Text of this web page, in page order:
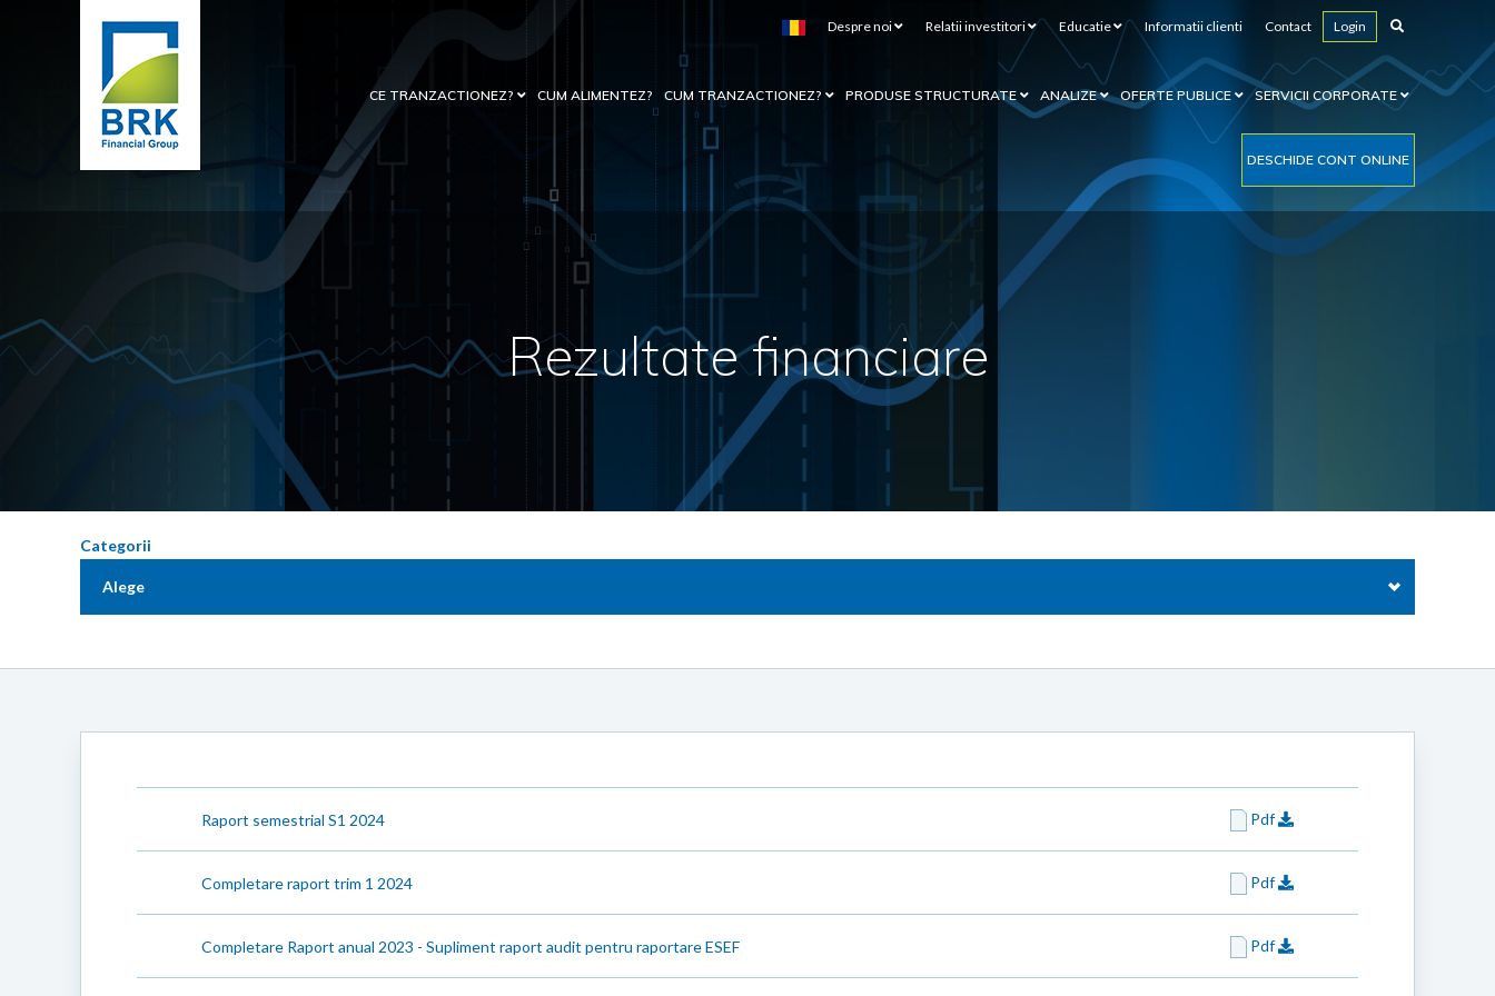
Despre noi Relatii investitori Educatie Informatii clienti Contact Login
CE TRANZACTIONEZ? CUM ALIMENTEZ? CUM TRANZACTIONEZ? PRODUSE STRUCTURATE ANALIZE OFERTE PUBLICE SERVICII CORPORATE
DESCHIDE CONT ONLINE
Rezultate financiare
Categorii
Alege
Raport semestrial S1 2024 Pdf
Completare raport trim 1 2024 Pdf
Completare Raport anual 2023 - Supliment raport audit pentru raportare ESEF Pdf